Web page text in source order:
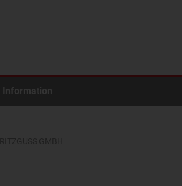
Information